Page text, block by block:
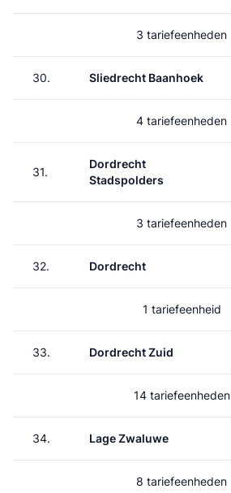
3 tariefeenheden
30. Sliedrecht Baanhoek
4 tariefeenheden
31.
Dordrecht
Stadspolders
3 tariefeenheden
32. Dordrecht
1 tariefeenheid
33. Dordrecht Zuid
14 tariefeenheden
34. Lage Zwaluwe
8 tariefeenheden